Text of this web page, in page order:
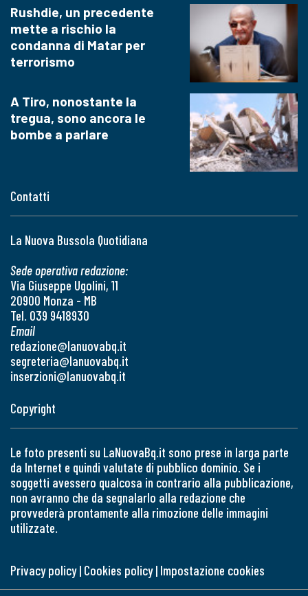
Contatti
La Nuova Bussola Quotidiana
Sede operativa redazione:
Via Giuseppe Ugolini, 11
20900 Monza - MB
Tel. 039 9418930
Email
redazione@lanuovabq.it
segreteria@lanuovabq.it
inserzioni@lanuovabq.it
Rushdie, un precedente
mette a rischio la
condanna di Matar per
terrorismo
A Tiro, nonostante la
tregua, sono ancora le
bombe a parlare
Copyright
Le foto presenti su LaNuovaBq.it sono prese in larga parte
da Internet e quindi valutate di pubblico dominio. Se i
soggetti avessero qualcosa in contrario alla pubblicazione,
non avranno che da segnalarlo alla redazione che
provvederà prontamente alla rimozione delle immagini
utilizzate.
Privacy policy| Cookies policy| Impostazione cookies